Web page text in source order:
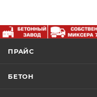
ПРАЙС
БЕТОН